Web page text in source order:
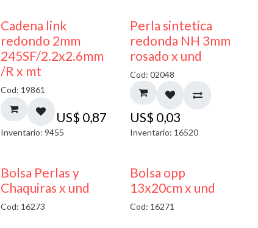
Cadena link
redondo 2mm
245SF/2.2x2.6mm
/R x mt
Cod: 19861
US$ 0,87
Inventario: 9455
Perla sintetica
redonda NH 3mm
rosado x und
Cod: 02048
US$ 0,03
Inventario: 16520
Bolsa Perlas y
Chaquiras x und
Cod: 16273
Bolsa opp
13x20cm x und
Cod: 16271